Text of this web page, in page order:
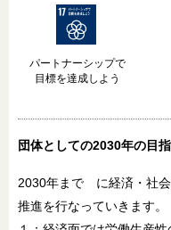
パートナーシップで
目標を達成しよう
団体としての2030年の目
2030年まで に経済・社
推進を行なっていきます。